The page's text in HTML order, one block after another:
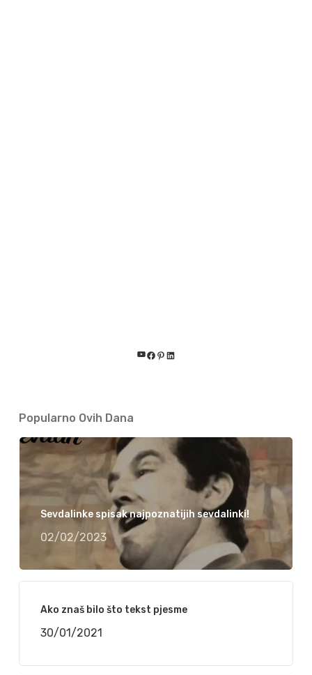
YouTube
Facebook
Pinterest
LinkedIn
Popularno Ovih Dana
Sevdalinke spisak najpoznatijih sevdalinki!
02/02/2023
Ako znaš bilo što tekst pjesme
30/01/2021